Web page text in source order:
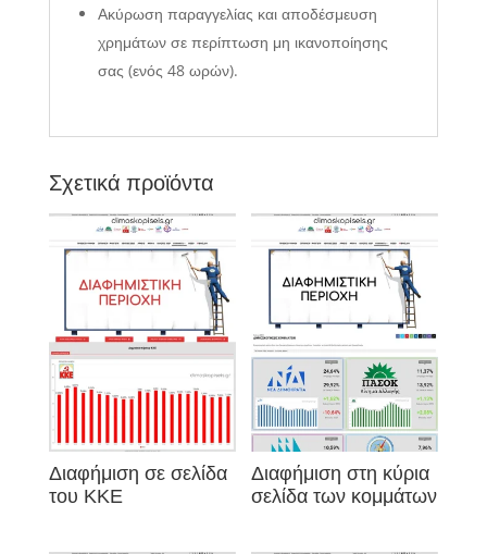
Ακύρωση παραγγελίας και αποδέσμευση
χρημάτων σε περίπτωση μη ικανοποίησης
σας (ενός 48 ωρών).
Σχετικά προϊόντα
Διαφήμιση σε σελίδα
του ΚΚΕ
Διαφήμιση στη κύρια
σελίδα των κομμάτων